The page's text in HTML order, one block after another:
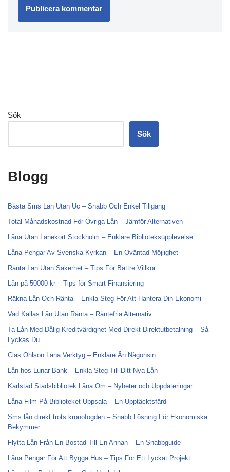
Sök
Sök
Blogg
Bästa Sms Lån Utan Uc – Snabb Och Enkel Tillgång
Total Månadskostnad För Övriga Lån – Jämför Alternativen
Låna Utan Lånekort Stockholm – Enklare Biblioteksupplevelse
Låna Pengar Av Svenska Kyrkan – En Oväntad Möjlighet
Ränta Lån Utan Säkerhet – Tips För Bättre Villkor
Lån på 50000 kr – Tips för Smart Finansiering
Räkna Lån Och Ränta – Enkla Steg För Att Hantera Din Ekonomi
Vad Kallas Lån Utan Ränta – Räntefria Alternativ
Ta Lån Med Dålig Kreditvärdighet Med Direkt Direktutbetalning – Så
Lyckas Du
Clas Ohlson Låna Verktyg – Enklare Än Någonsin
Lån hos Lunar Bank – Enkla Steg Till Ditt Nya Lån
Karlstad Stadsbibliotek Låna Om – Nyheter och Uppdateringar
Låna Film På Biblioteket Uppsala – En Upptäcktsfärd
Sms lån direkt trots kronofogden – Snabb Lösning För Ekonomiska
Bekymmer
Flytta Lån Från En Bostad Till En Annan – En Snabbguide
Låna Pengar För Att Bygga Hus – Tips För Ett Lyckat Projekt